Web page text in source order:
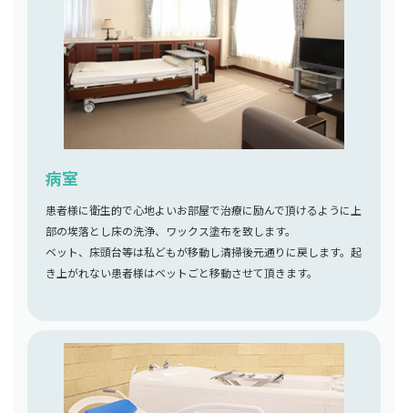
病室
患者様に衛生的で心地よいお部屋で治療に励んで頂けるように上
部の埃落とし床の洗浄、ワックス塗布を致します。
ベット、床頭台等は私どもが移動し清掃後元通りに戻します。起
き上がれない患者様はベットごと移動させて頂きます。